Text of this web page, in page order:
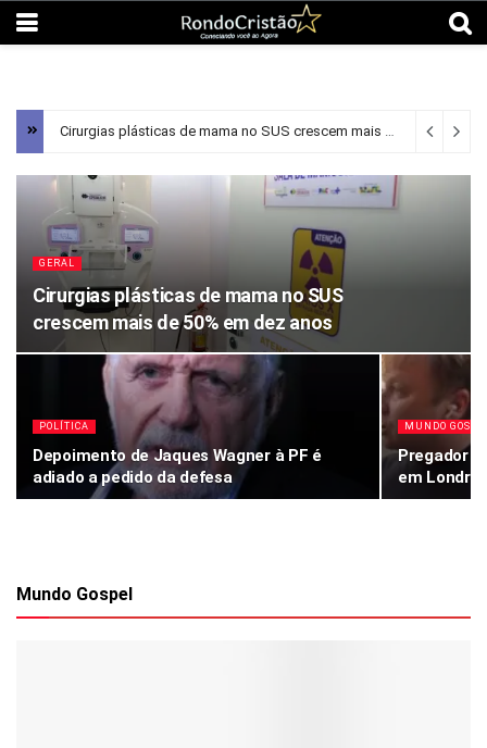
Cirurgias plásticas de mama no SUS crescem mais de 50% em dez anos
GERAL
Cirurgias plásticas de mama no SUS
crescem mais de 50% em dez anos
POLÍTICA
Depoimento de Jaques Wagner à PF é
adiado a pedido da defesa
MUNDO
Pregador
em
Mundo Gospel